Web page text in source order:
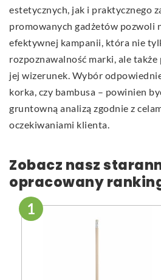
estetycznych, jak i praktycznego
promowanych gadżetów pozwoli
efektywnej kampanii, która nie
rozpoznawalność marki, ale
jej wizerunek. Wybór
korka, czy bambusa – powinien
gruntowną analizą zgodnie z
oczekiwaniami klienta.
Zobacz nasz
opracowany